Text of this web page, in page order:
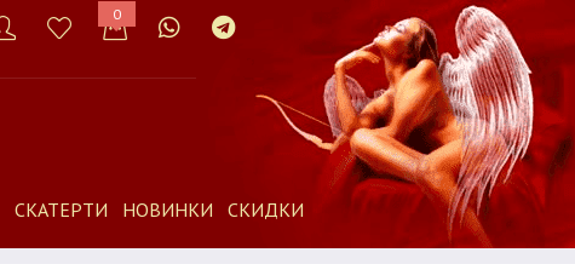
0
СКАТЕРТИ НОВИНКИ СКИДКИ